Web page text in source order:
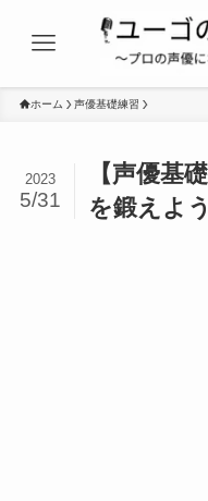
ホーム 声優基礎練習
【声優基
を鍛えよ
2023
5/31